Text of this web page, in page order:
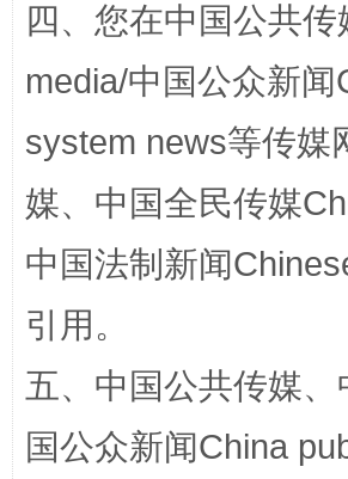
网上购药对药下症？
四、您在中国公共
media/中国公众新
system news等传媒
媒、中国全民传媒
中国法制新闻
引用。
五、中国公共传媒
国公众新闻China